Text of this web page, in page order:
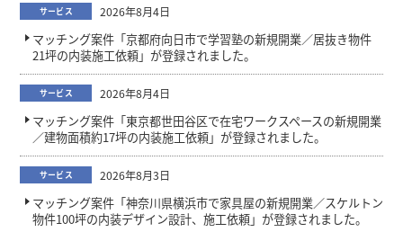
2026年8月4日
サービス
マッチング案件「京都府向日市で学習塾の新規開業／居抜き物件
21坪の内装施工依頼」が登録されました。
2026年8月4日
サービス
マッチング案件「東京都世田谷区で在宅ワークスペースの新規開業
／建物面積約17坪の内装施工依頼」が登録されました。
2026年8月3日
サービス
マッチング案件「神奈川県横浜市で家具屋の新規開業／スケルトン
物件100坪の内装デザイン設計、施工依頼」が登録されました。